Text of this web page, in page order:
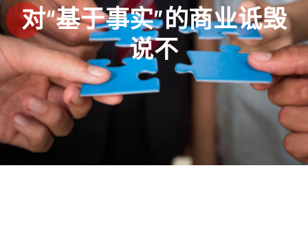
对“基于事实”的商业诋毁
说不